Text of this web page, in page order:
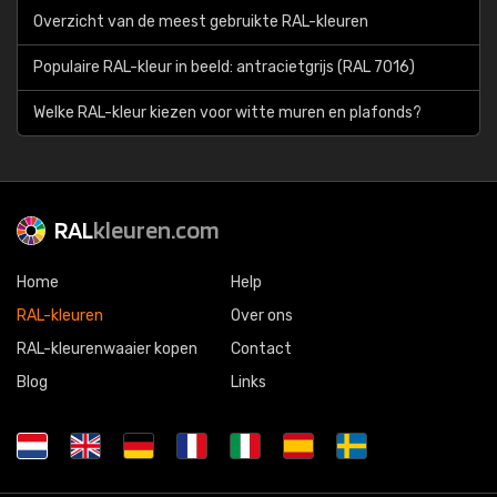
Overzicht van de meest gebruikte RAL-kleuren
Populaire RAL-kleur in beeld: antracietgrijs (RAL 7016)
Welke RAL-kleur kiezen voor witte muren en plafonds?
RALkleuren.com
Home
RAL-kleuren
RAL-kleurenwaaier kopen
Blog
Help
Over ons
Contact
Links